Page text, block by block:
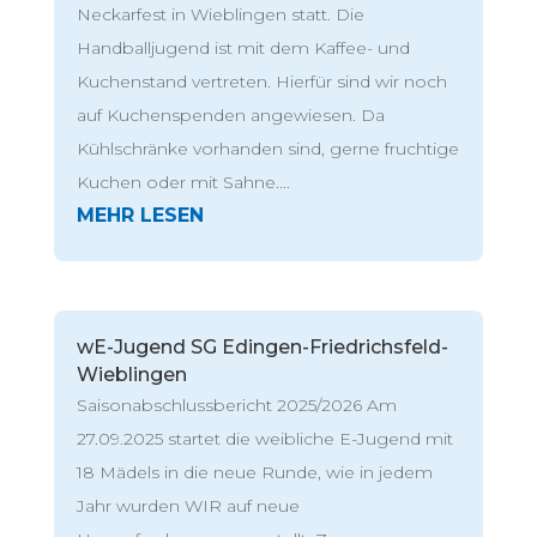
Neckarfest in Wieblingen statt. Die
Handballjugend ist mit dem Kaffee- und
Kuchenstand vertreten. Hierfür sind wir noch
auf Kuchenspenden angewiesen. Da
Kühlschränke vorhanden sind, gerne fruchtige
Kuchen oder mit Sahne....
wE-Jugend SG Edingen-Friedrichsfeld-
Wieblingen
Saisonabschlussbericht 2025/2026 Am
27.09.2025 startet die weibliche E-Jugend mit
18 Mädels in die neue Runde, wie in jedem
Jahr wurden WIR auf neue